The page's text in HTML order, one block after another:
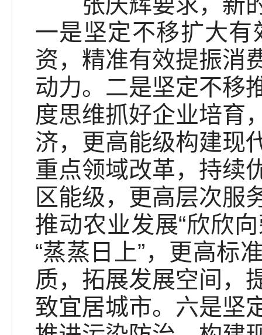
一是坚定不移扩大
资，精准有效提振消
动力。二是坚定不移
度思维抓好企业培育
济，更高能级构建现
重点领域改革，持续
区能级，更高层次服
推动农业发展“欣欣
“蒸蒸日上”，更高标
质，拓展发展空间，
致宜居城市。六是坚